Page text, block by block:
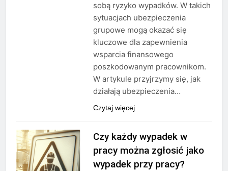
sobą ryzyko wypadków. W takich
sytuacjach ubezpieczenia
grupowe mogą okazać się
kluczowe dla zapewnienia
wsparcia finansowego
poszkodowanym pracownikom.
W artykule przyjrzymy się, jak
działają ubezpieczenia…
Czytaj więcej
Czy każdy wypadek w
pracy można zgłosić jako
wypadek przy pracy?